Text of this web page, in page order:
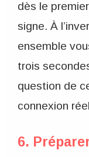
dès le
signe. À
ensemble
trois
question de
connexion
6.